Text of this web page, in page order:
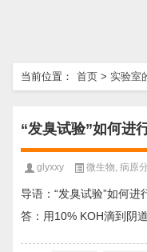
当前位置： 首页 > 实验室
“发臭试验”如何进
glyxxy 微生物, 病原
导语：“发臭试验”如何
答：用10% KOH滴到阴